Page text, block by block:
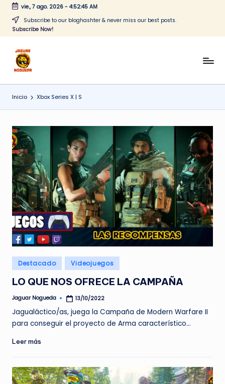
Saltar
vie., 7 ago. 2026- 4:52:45 AM
Subscribe to our bloghashter & never miss our best posts.
Subscribe Now!
J
a
g
a
r
N
o
g
u
e
d
a
CONTENIDO
Inicio Xbox Series X | S
Publicado
en
Destacado Videojuegos
LO QUE NOS OFRECE LA CAMPAÑA
Publicado
Jaguar Nogueda 13/10/2022
Jagualáctico/as, juega la Campaña de Modern Warfare II
para conseguir el proyecto de Arma característico…
Leer más